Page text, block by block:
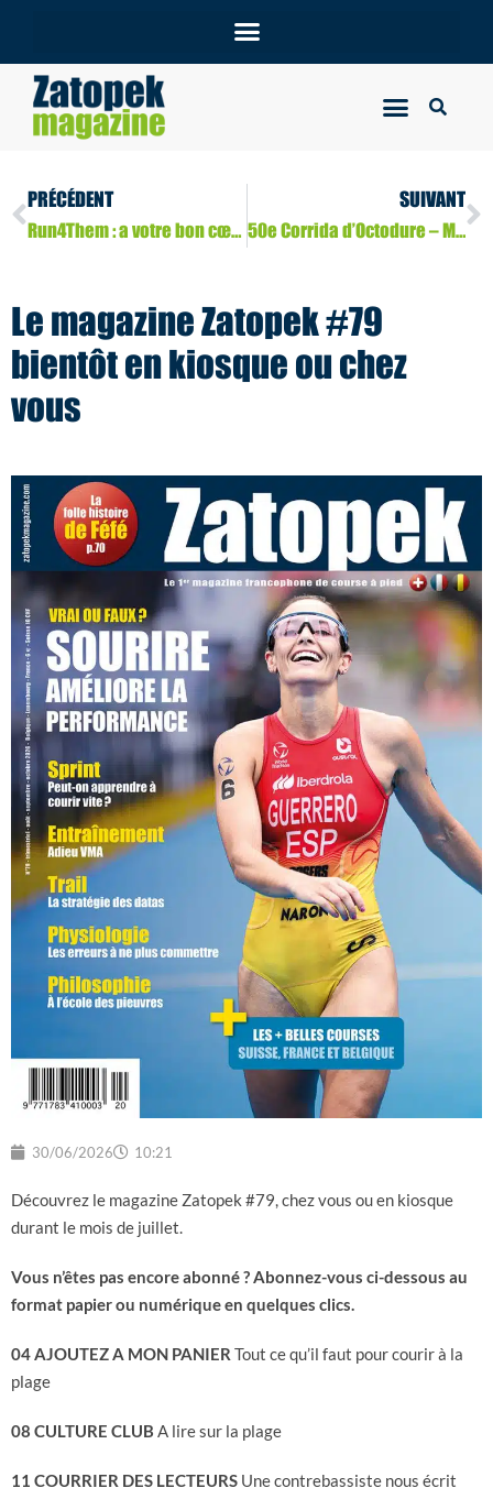
PRÉCÉDENT
Run4Them : a votre bon cœur
SUIVANT
50e Corrida d’Octodure – Martigny ( VS – CH ) 14/11/2026
Le magazine Zatopek #79
bientôt en kiosque ou chez
vous
30/06/2026 10:21
Découvrez le magazine Zatopek #79, chez vous ou en kiosque
durant le mois de juillet.
Vous n’êtes pas encore abonné ? Abonnez-vous ci-dessous au
format papier ou numérique en quelques clics.
04 AJOUTEZ A MON PANIER Tout ce qu’il faut pour courir à la
plage
08 CULTURE CLUB A lire sur la plage
11 COURRIER DES LECTEURS Une contrebassiste nous écrit